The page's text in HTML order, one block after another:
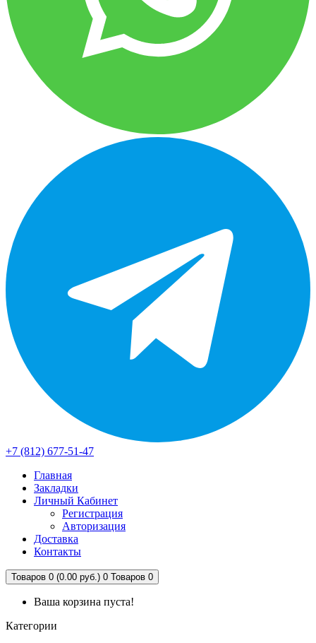
+7 (812) 677-51-47
Главная
Закладки
Личный Кабинет
Регистрация
Авторизация
Доставка
Контакты
Товаров 0 (0.00 руб.) 0 Товаров 0
Ваша корзина пуста!
Категории